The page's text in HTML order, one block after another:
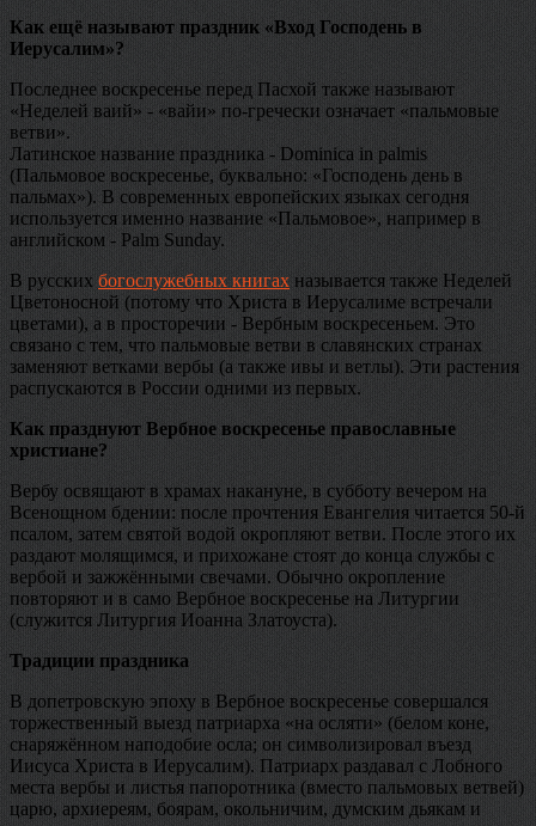
Как ещё называют праздник «Вход Господень в
Иерусалим»?
Последнее воскресенье перед Пасхой также называют
«Неделей ваий» - «вайи» по-гречески означает «пальмовые
ветви».
Латинское название праздника - Dominica in palmis
(Пальмовое воскресенье, буквально: «Господень день в
пальмах»). В современных европейских языках сегодня
используется именно название «Пальмовое», например в
английском - Palm Sunday.
В русских богослужебных книгах называется также Неделей
Цветоносной (потому что Христа в Иерусалиме встречали
цветами), а в просторечии - Вербным воскресеньем. Это
связано с тем, что пальмовые ветви в славянских странах
заменяют ветками вербы (а также ивы и ветлы). Эти растения
распускаются в России одними из первых.
Как празднуют Вербное воскресенье православные
христиане?
Вербу освящают в храмах накануне, в субботу вечером на
Всенощном бдении: после прочтения Евангелия читается 50-й
псалом, затем святой водой окропляют ветви. После этого их
раздают молящимся, и прихожане стоят до конца службы с
вербой и зажжёнными свечами. Обычно окропление
повторяют и в само Вербное воскресенье на Литургии
(служится Литургия Иоанна Златоуста).
Традиции праздника
В допетровскую эпоху в Вербное воскресенье совершался
торжественный выезд патриарха «на осляти» (белом коне,
снаряжённом наподобие осла; он символизировал въезд
Иисуса Христа в Иерусалим). Патриарх раздавал с Лобного
места вербы и листья папоротника (вместо пальмовых ветвей)
царю, архиереям, боярам, окольничим, думским дьякам и